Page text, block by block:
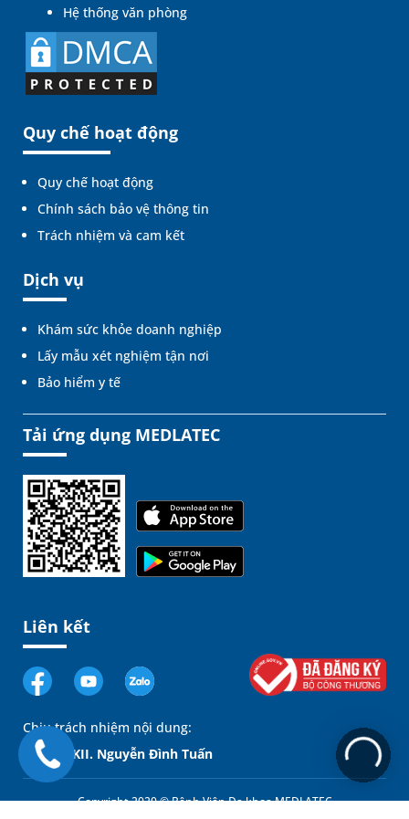
Hệ thống văn phòng
Quy chế hoạt động
Quy chế hoạt động
Chính sách bảo vệ thông tin
Trách nhiệm và cam kết
Dịch vụ
Khám sức khỏe doanh nghiệp
Lấy mẫu xét nghiệm tận nơi
Bảo hiểm y tế
Tải ứng dụng MEDLATEC
Liên kết
Chịu trách nhiệm nội dung:
GĐ. BSCKII. Nguyễn Đình Tuấn
Copyright 2020 © Bệnh Viện Đa khoa MEDLATEC